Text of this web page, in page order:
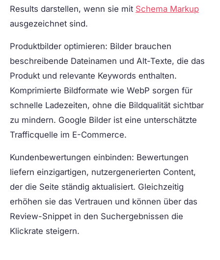
Results darstellen, wenn sie mit Schema Markup
ausgezeichnet sind.
Produktbilder optimieren: Bilder brauchen
beschreibende Dateinamen und Alt-Texte, die das
Produkt und relevante Keywords enthalten.
Komprimierte Bildformate wie WebP sorgen für
schnelle Ladezeiten, ohne die Bildqualität sichtbar
zu mindern. Google Bilder ist eine unterschätzte
Trafficquelle im E-Commerce.
Kundenbewertungen einbinden: Bewertungen
liefern einzigartigen, nutzergenerierten Content,
der die Seite ständig aktualisiert. Gleichzeitig
erhöhen sie das Vertrauen und können über das
Review-Snippet in den Suchergebnissen die
Klickrate steigern.